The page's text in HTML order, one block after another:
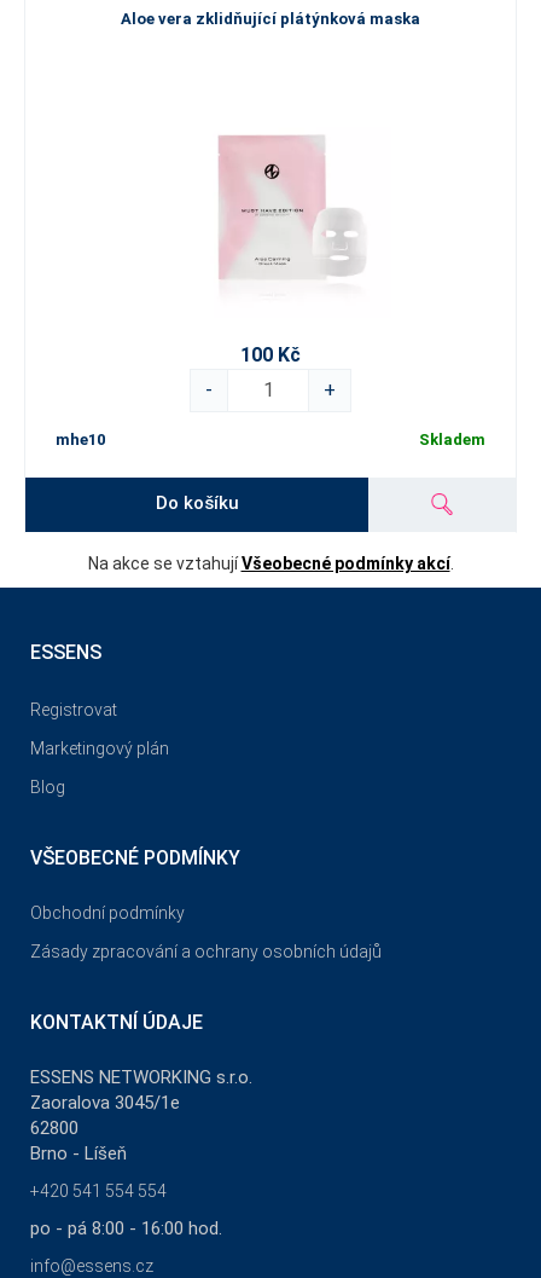
Aloe vera zklidňující plátýnková maska
100 Kč
-
+
mhe10 Skladem
Do košíku
Na akce se vztahujíVšeobecné podmínky akcí.
ESSENS
Registrovat
Marketingový plán
Blog
VŠEOBECNÉ PODMÍNKY
Obchodní podmínky
Zásady zpracování a ochrany osobních údajů
KONTAKTNÍ ÚDAJE
ESSENS NETWORKING s.r.o.
Zaoralova 3045/1e
62800
Brno - Líšeň
+420 541 554 554
po - pá 8:00 - 16:00 hod.
info@essens.cz